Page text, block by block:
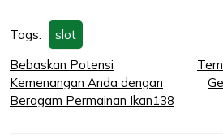
Tags: slot
Post
navigation
Bebaskan Potensi
Kemenangan Anda dengan
Beragam Permainan Ikan138